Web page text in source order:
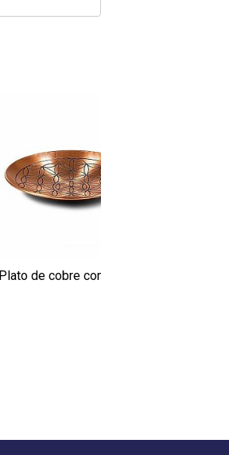
Plato de cobre con flor de la